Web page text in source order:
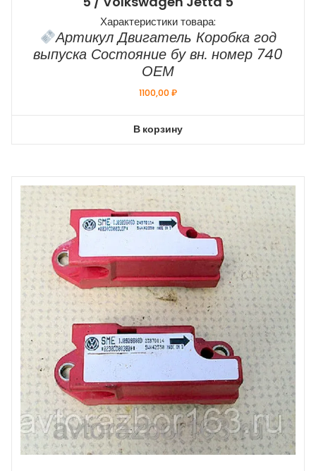
Характеристики товара:
Артикул Двигатель Коробка год
выпуска Состояние бу вн. номер 740
ОЕМ
1100,00₽
В корзину